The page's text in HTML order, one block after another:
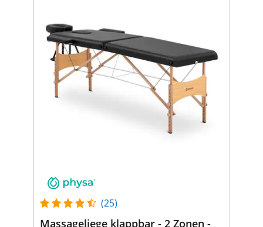
(25)
Massageliege klappbar - 2 Zonen -